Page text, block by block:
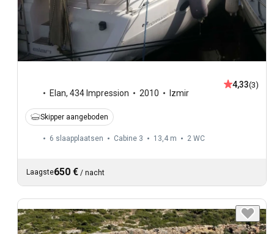
Elan, 434 Impression 2010 Izmir
4,33(3)
Skipper aangeboden
6 slaapplaatsen Cabine 3 13,4 m 2 WC
Laagste650 € / nacht